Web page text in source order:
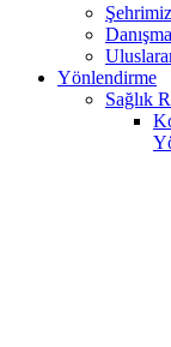
Yönlendirme
Sağlık